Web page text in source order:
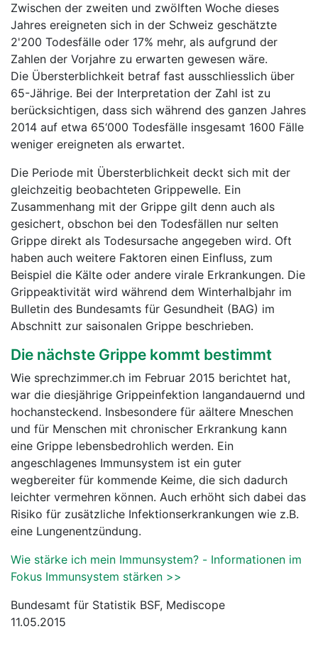
Zwischen der zweiten und zwölften Woche dieses
Jahres ereigneten sich in der Schweiz geschätzte
2'200 Todesfälle oder 17% mehr, als aufgrund der
Zahlen der Vorjahre zu erwarten gewesen wäre.
Die Übersterblichkeit betraf fast ausschliesslich über
65-Jährige. Bei der Interpretation der Zahl ist zu
berücksichtigen, dass sich während des ganzen Jahres
2014 auf etwa 65‘000 Todesfälle insgesamt 1600 Fälle
weniger ereigneten als erwartet.
Die Periode mit Übersterblichkeit deckt sich mit der
gleichzeitig beobachteten Grippewelle. Ein
Zusammenhang mit der Grippe gilt denn auch als
gesichert, obschon bei den Todesfällen nur selten
Grippe direkt als Todesursache angegeben wird. Oft
haben auch weitere Faktoren einen Einfluss, zum
Beispiel die Kälte oder andere virale Erkrankungen. Die
Grippeaktivität wird während dem Winterhalbjahr im
Bulletin des Bundesamts für Gesundheit (BAG) im
Abschnitt zur saisonalen Grippe beschrieben.
Die nächste Grippe kommt bestimmt
Wie sprechzimmer.ch im Februar 2015 berichtet hat,
war die diesjährige Grippeinfektion langandauernd und
hochansteckend. Insbesondere für aältere Mneschen
und für Menschen mit chronischer Erkrankung kann
eine Grippe lebensbedrohlich werden. Ein
angeschlagenes Immunsystem ist ein guter
wegbereiter für kommende Keime, die sich dadurch
leichter vermehren können. Auch erhöht sich dabei das
Risiko für zusätzliche Infektionserkrankungen wie z.B.
eine Lungenentzündung.
Wie stärke ich mein Immunsystem? - Informationen im
Fokus Immunsystem stärken >>
Bundesamt für Statistik BSF, Mediscope
11.05.2015